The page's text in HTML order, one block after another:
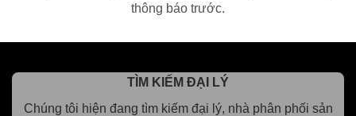
thông báo trước.
TÌM KIẾM ĐẠI LÝ
Chúng tôi hiện đang tìm kiếm đại lý, nhà phân phối sản